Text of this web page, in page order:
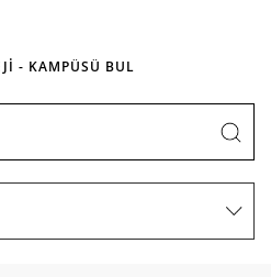
- KAMPÜSÜ BUL